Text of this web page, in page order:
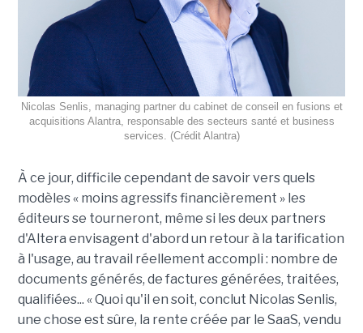
Nicolas Senlis, managing partner du cabinet de conseil en fusions et
acquisitions Alantra, responsable des secteurs santé et business
services. (Crédit Alantra)
À ce jour, difficile cependant de savoir vers quels
modèles « moins agressifs financièrement » les
éditeurs se tourneront, même si les deux partners
d'Altera envisagent d'abord un retour à la tarification
à l'usage, au travail réellement accompli : nombre de
documents générés, de factures générées, traitées,
qualifiées... « Quoi qu'il en soit, conclut Nicolas Senlis,
une chose est sûre, la rente créée par le SaaS, vendu